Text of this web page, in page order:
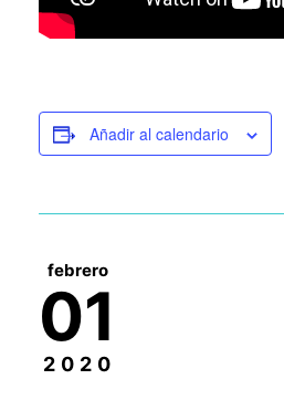
Añadir al calendario
febrero
01
2020